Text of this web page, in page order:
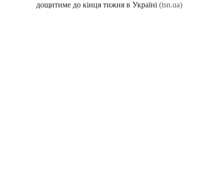
дощитиме до кінця тижня в Україні (tsn.ua)